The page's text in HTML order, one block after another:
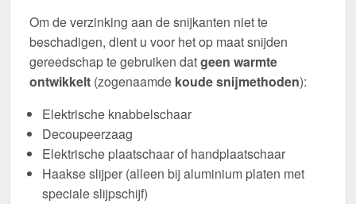
Om de verzinking aan de snijkanten niet te
beschadigen, dient u voor het op maat snijden
gereedschap te gebruiken datgeen warmte
ontwikkelt (zogenaamde koude snijmethoden):
Elektrische knabbelschaar
Decoupeerzaag
Elektrische plaatschaar of handplaatschaar
Haakse slijper (alleen bij aluminium platen met
speciale slijpschijf)